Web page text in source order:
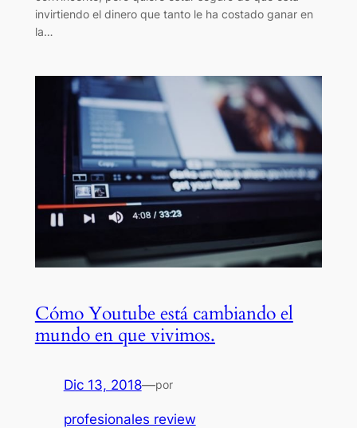
invirtiendo el dinero que tanto le ha costado ganar en
la…
Cómo Youtube está cambiando el
mundo en que vivimos.
Dic 13, 2018—por
profesionales review